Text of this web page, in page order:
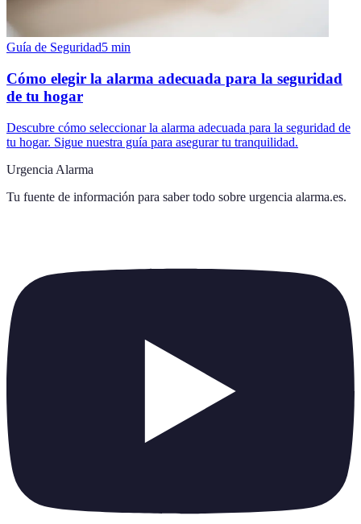
Guía de Seguridad5 min
Cómo elegir la alarma adecuada para la seguridad
de tu hogar
Descubre cómo seleccionar la alarma adecuada para la seguridad de
tu hogar. Sigue nuestra guía para asegurar tu tranquilidad.
Urgencia Alarma
Tu fuente de información para saber todo sobre urgencia alarma.es.